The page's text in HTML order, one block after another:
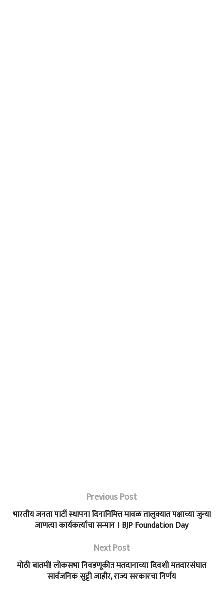
Previous Post
भारतीय जनता पार्टी स्थापना दिनानिमित्त मावळ तालुक्यात पक्षाच्या जुन्या
जाणत्या कार्यकर्त्यांचा सन्मान । BJP Foundation Day
Next Post
मोठी बातमी! लोकसभा निवडणूकीत मतदानाच्या दिवशी मतदारसंघात
सार्वजनिक सुट्टी जाहीर, राज्य सरकारचा निर्णय